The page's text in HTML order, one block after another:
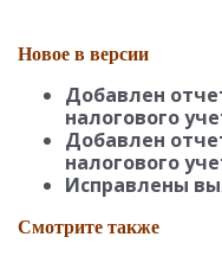
Новое в версии
Добавлен
налогового
Добавлен
налогового
Исправлены
Смотрите также